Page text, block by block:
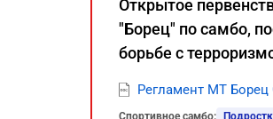
Открытое
"Борец" по самбо,
борьбе с
Регламент МТ Борец
Спортивное самбо: